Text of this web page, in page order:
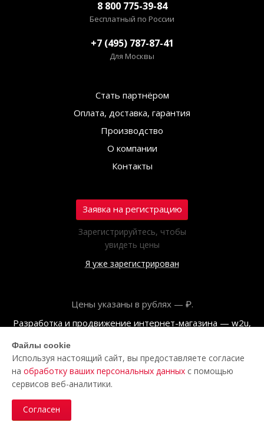
8 800 775-39-84
Бесплатный по России
+7 (495) 787-87-41
Для Москвы
Стать партнёром
Оплата, доставка, гарантия
Производство
О компании
Контакты
Заявка на регистрацию
Зарегистрируйтесь, чтобы
увидеть цены
Я уже зарегистрирован
Цены указаны в рублях — ₽.
Разработка и продвижение интернет-магазина — w2u,
© ООО «Полар центр», 2026
Пользовательское соглашение
Политика обработки персональных данных
Файлы cookie
Используя настоящий сайт, вы предоставляете согласие
на обработку ваших персональных данных с помощью
сервисов веб-аналитики.
Согласен